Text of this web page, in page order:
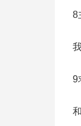
8
9